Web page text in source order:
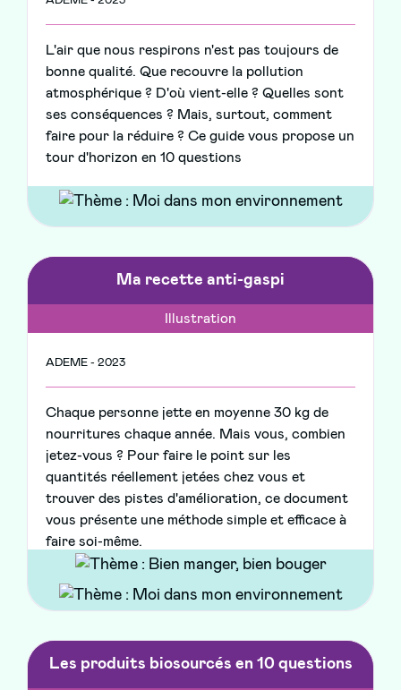
L'air que nous respirons n'est pas toujours de
bonne qualité. Que recouvre la pollution
atmosphérique ? D'où vient-elle ? Quelles sont
ses conséquences ? Mais, surtout, comment
faire pour la réduire ? Ce guide vous propose un
tour d'horizon en 10 questions
Ma recette anti-gaspi
Illustration
ADEME - 2023
Chaque personne jette en moyenne 30 kg de
nourritures chaque année. Mais vous, combien
jetez-vous ? Pour faire le point sur les
quantités réellement jetées chez vous et
trouver des pistes d'amélioration, ce document
vous présente une méthode simple et efficace à
faire soi-même.
Les produits biosourcés en 10 questions